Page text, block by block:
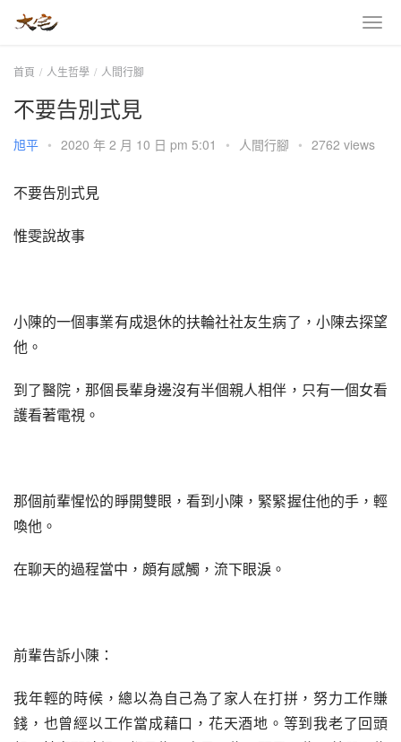
首頁 人生哲學 人間行腳
不要告別式見
旭平 • 2020 年 2 月 10 日 pm 5:01 • 人間行腳 • 2762 views
不要告別式見
惟雯說故事
小陳的一個事業有成退休的扶輪社社友生病了，小陳去探望
他。
到了醫院，那個長輩身邊沒有半個親人相伴，只有一個女看
護看著電視。
那個前輩惺忪的睜開雙眼，看到小陳，緊緊握住他的手，輕
喚他。
在聊天的過程當中，頗有感觸，流下眼淚。
前輩告訴小陳：
我年輕的時候，總以為自己為了家人在打拼，努力工作賺
錢，也曾經以工作當成藉口，花天酒地。等到我老了回頭